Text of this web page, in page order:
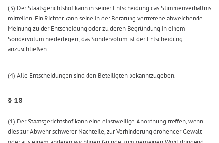
(3) Der Staatsgerichtshof kann in seiner Entscheidung das Stimmenverhältnis
mitteilen. Ein Richter kann seine in der Beratung vertretene abweichende
Meinung zu der Entscheidung oder zu deren Begründung in einem
Sondervotum niederlegen; das Sondervotum ist der Entscheidung
anzuschließen.
(4) Alle Entscheidungen sind den Beteiligten bekanntzugeben.
§ 18
(1) Der Staatsgerichtshof kann eine einstweilige Anordnung treffen, wenn
dies zur Abwehr schwerer Nachteile, zur Verhinderung drohender Gewalt